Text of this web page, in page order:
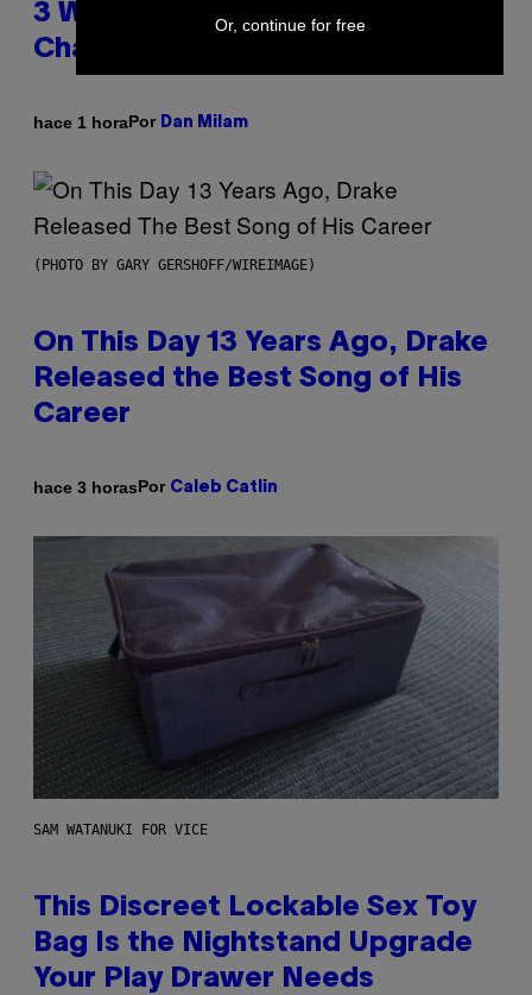
3 Ways Your Music Taste
Changes as You Get Older
hace 1 horaPor Dan Milam
(PHOTO BY GARY GERSHOFF/WIREIMAGE)
On This Day 13 Years Ago, Drake
Released the Best Song of His
Career
hace 3 horasPor Caleb Catlin
SAM WATANUKI FOR VICE
This Discreet Lockable Sex Toy
Bag Is the Nightstand Upgrade
Your Play Drawer Needs
Or, continue for free